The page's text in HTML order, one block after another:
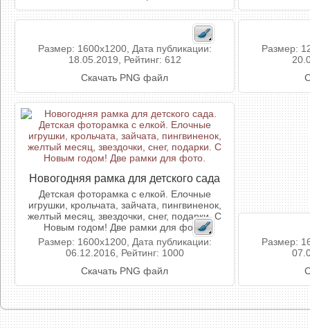
Размер: 1600x1200, Дата публикации:
18.05.2019, Рейтинг: 612
Скачать PNG файл
Размер:
Новогодняя рамка для детского сада
Детская фоторамка с елкой. Елочные
игрушки, крольчата, зайчата, пингвиненок,
желтый месяц, звездочки, снег, подарки. С
Новым годом! Две рамки для фото.
Размер: 1600x1200, Дата публикации:
06.12.2016, Рейтинг: 1000
Скачать PNG файл
Размер: